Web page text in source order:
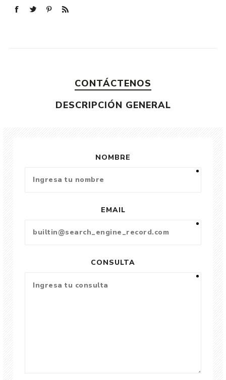
CONTÁCTENOS
DESCRIPCIÓN GENERAL
NOMBRE
EMAIL
CONSULTA